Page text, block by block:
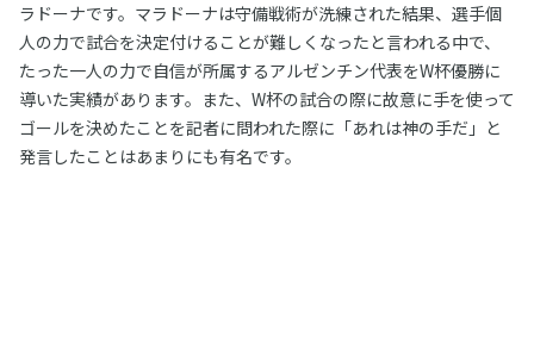
ラドーナです。マラドーナは守備戦術が洗練された結果、選手個
人の力で試合を決定付けることが難しくなったと言われる中で、
たった一人の力で自信が所属するアルゼンチン代表をW杯優勝に
導いた実績があります。また、W杯の試合の際に故意に手を使って
ゴールを決めたことを記者に問われた際に「あれは神の手だ」と
発言したことはあまりにも有名です。